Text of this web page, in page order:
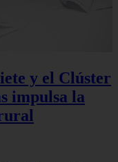
y el Clúster
impulsa la